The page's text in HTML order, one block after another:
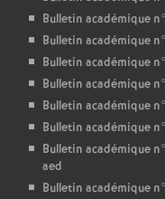
Bulletin académique
Bulletin académique
Bulletin académique
Bulletin académique
Bulletin académique
Bulletin académique
Bulletin académique
aed
Bulletin académique